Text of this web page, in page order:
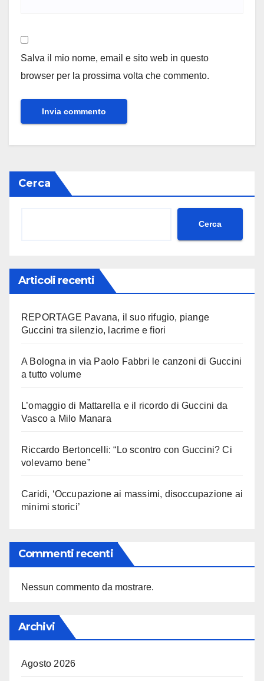
Salva il mio nome, email e sito web in questo
browser per la prossima volta che commento.
Cerca
Cerca
Articoli recenti
REPORTAGE Pavana, il suo rifugio, piange
Guccini tra silenzio, lacrime e fiori
A Bologna in via Paolo Fabbri le canzoni di Guccini
a tutto volume
L’omaggio di Mattarella e il ricordo di Guccini da
Vasco a Milo Manara
Riccardo Bertoncelli: “Lo scontro con Guccini? Ci
volevamo bene”
Caridi, ‘Occupazione ai massimi, disoccupazione ai
minimi storici’
Commenti recenti
Nessun commento da mostrare.
Archivi
Agosto 2026